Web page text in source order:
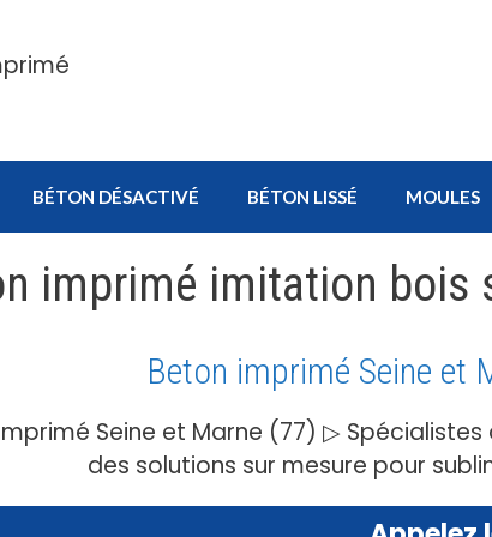
BÉTON DÉSACTIVÉ BÉTON LISSÉ MOULES
imprimé imitation bois
Beton imprimé Seine et
Seine et Marne (77) ▷
des solutions sur mesure pour